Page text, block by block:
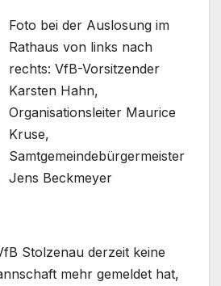
Foto bei der Auslosung im
Rathaus von links nach
rechts: VfB-Vorsitzender
Karsten Hahn,
Organisationsleiter Maurice
Kruse,
Samtgemeindebürgermeister
Jens Beckmeyer
Stolzenau derzeit keine
mehr gemeldet hat,